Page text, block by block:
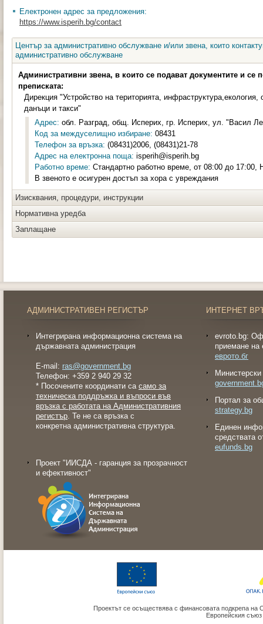
Електронен адрес за предложения:
https://www.isperih.bg/contact
Център за административно обслужване и/или звена, които
административно обслужване
Административни звена, в които се подават документите и се
преписката:
Дирекция "Устройство на територията,
данъци и такси"
Адрес: обл. Разград, общ. Исперих, гр. Исперих, ул. "Васил
Код за междуселищно избиране: 08431
Телефон за връзка: (08431)2006, (08431)21-78
Адрес на електронна поща: isperih@isperih.bg
Работно време: Стандартно работно време, от 08:00 до 17:00,
В звеното е осигурен достъп за хора с увреждания
Изисквания, процедури, инструкции
Нормативна уредба
Заплащане
АДМИНИСТРАТИВЕН РЕГИСТЪР
Интегрирана информационна система на
държавната администрация
E-mail: ras@government.bg
Телефон: +359 2 940 29 32
* Посочените координати са само за
техническа поддръжка и въпроси във
връзка с работата на Административния
регистър. Те не са връзка с
конкретна административна структура.
Проект "ИИСДА - гаранция за прозрачност
и ефективност"
ИНТЕРНЕТ
evroto.bg:
приемане на
еврото.бг
Портал за
strategy.bg
Eдинен
средствата
eufunds.bg
Проектът се осъществява с финансовата подкрепа на
Европейския